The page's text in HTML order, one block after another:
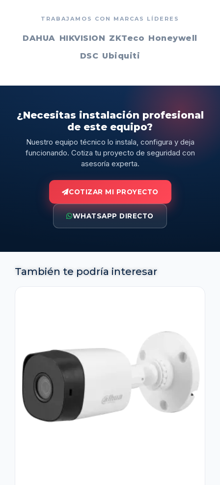
TRABAJAMOS CON MARCAS LÍDERES
DAHUA HIKVISION ZKTeco Honeywell
DSC Ubiquiti
¿Necesitas instalación profesional
de este equipo?
Nuestro equipo técnico lo instala, configura y deja
funcionando. Cotiza tu proyecto de seguridad con
asesoría experta.
COTIZAR MI PROYECTO
WHATSAPP DIRECTO
También te podría interesar